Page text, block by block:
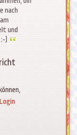
nach
und
)
Login